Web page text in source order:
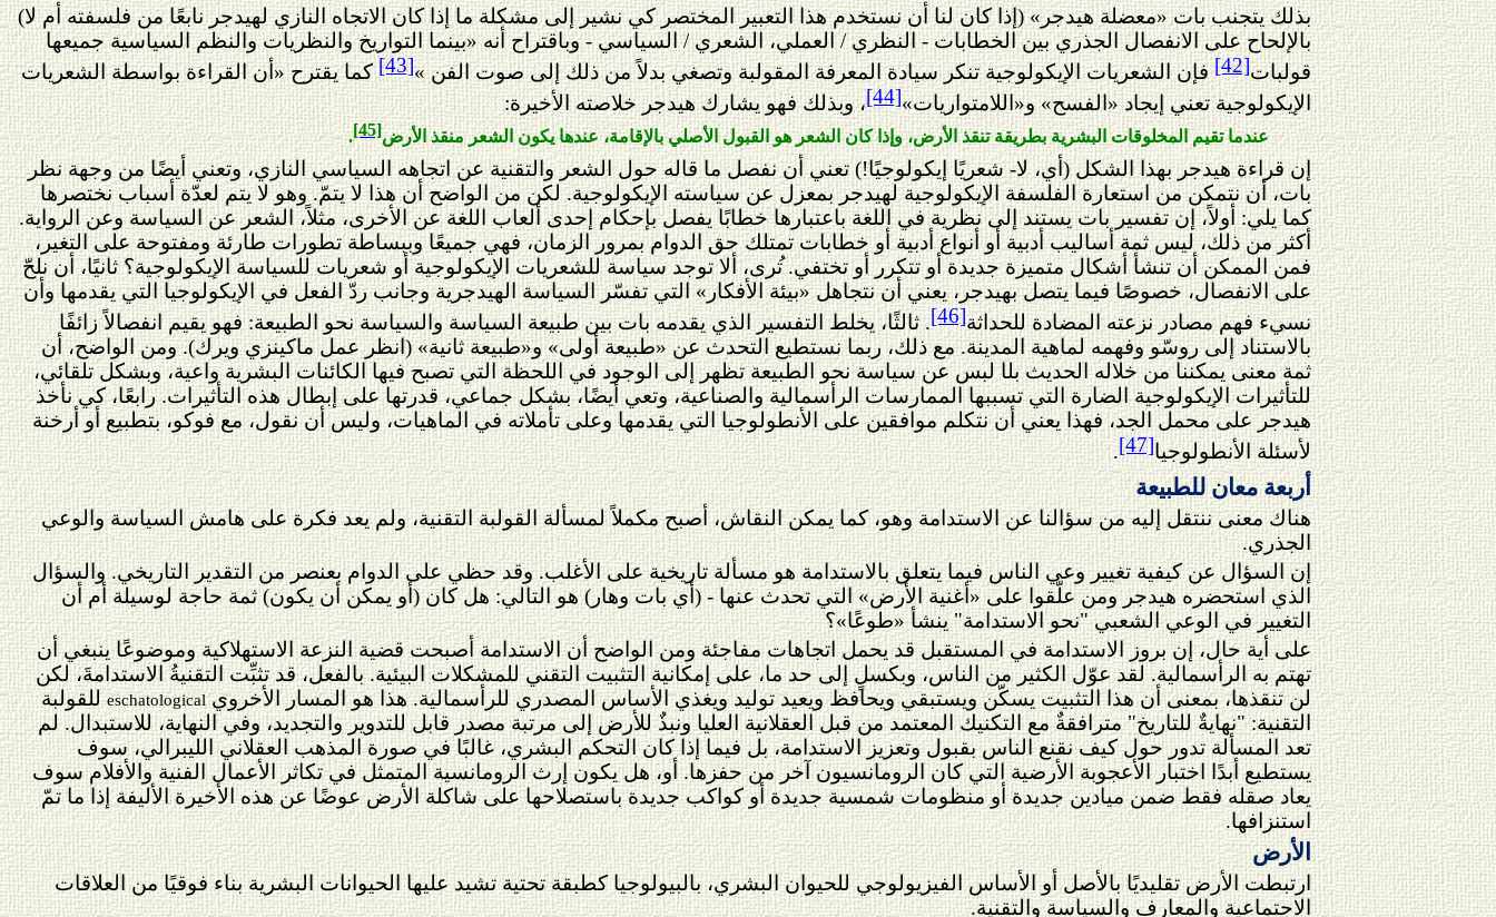
بذلك يتجنب بات «معضلة هيدجر» (إذا كان لنا أن نستخدم هذا التعبير المختصر كي نشير إلى مشكلة ما إذا كان الاتجاه النازي لهيدجر نابعًا من فلسفته أم لا)
بالإلحاح على الانفصال الجذري بين الخطابات - النظري / العملي، الشعري / السياسي - وباقتراح أنه «بينما التواريخ والنظريات والنظم السياسية جميعها
قولبات[42]فإن الشعريات الإيكولوجية تنكر سيادة المعرفة المقولبة وتصغي بدلاً من ذلك إلى صوت الفن »[43]كما يقترح «أن القراءة بواسطة الشعريات
الإيكولوجية تعني إيجاد «الفسح» و«اللامتواريات»[44]، وبذلك فهو يشارك هيدجر خلاصته الأخيرة:
عندما تقيم المخلوقات البشرية بطريقة تنقذ الأرض، وإذا كان الشعر هو القبول الأصلي بالإقامة، عندها يكون الشعر منقذ الأرض[45]
.
إن قراءة هيدجر بهذا الشكل (أي، لا-شعريًا إيكولوجيًا!) تعني أن نفصل ما قاله حول الشعر والتقنية عن اتجاهه السياسي النازي، وتعني أيضًا من وجهة نظر
بات، أن نتمكن من استعارة الفلسفة الإيكولوجية لهيدجر بمعزل عن سياسته الإيكولوجية. لكن من الواضح أن هذا لا يتمّ. وهو لا يتم لعدّة أسباب نختصرها
كما يلي: أولاً، إن تفسير بات يستند إلى نظرية في اللغة باعتبارها خطابًا يفصل بإحكام إحدى ألعاب اللغة عن الأخرى، مثلاً، الشعر عن السياسة وعن الرواية.
أكثر من ذلك، ليس ثمة أساليب أدبية أو أنواع أدبية أو خطابات تمتلك حق الدوام بمرور الزمان، فهي جميعًا وببساطة تطورات طارئة ومفتوحة على التغير،
فمن الممكن أن تنشأ أشكال متميزة جديدة أو تتكرر أو تختفي. ترى، ألا توجد سياسة للشعريات الإيكولوجية أو شعريات للسياسة الإيكولوجية؟ ثانيًا، أن نلحّ
على الانفصال، خصوصًا فيما يتصل بهيدجر، يعني أن نتجاهل «بيئة الأفكار» التي تفسّر السياسة الهيدجرية وجانب ردّ الفعل في الإيكولوجيا التي يقدمها وأن
نسيء فهم مصادر نزعته المضادة للحداثة[46]. ثالثًا، يخلط التفسير الذي يقدمه بات بين طبيعة السياسة والسياسة نحو الطبيعة: فهو يقيم انفصالاً زائفًا
بالاستناد إلى روسّو وفهمه لماهية المدينة. مع ذلك، ربما نستطيع التحدث عن «طبيعة أولى» و«طبيعة ثانية» (انظر عمل ماكينزي ويرك). ومن الواضح، أن
ثمة معنى يمكننا من خلاله الحديث بلالبس عن سياسة نحو الطبيعة تظهر إلى الوجود في اللحظة التي تصبح فيها الكائنات البشرية واعية، وبشكل تلقائي،
للتأثيرات الإيكولوجية الضارة التي تسببها الممارسات الرأسمالية والصناعية، وتعي أيضًا، بشكل جماعي، قدرتها على إبطال هذه التأثيرات. رابعًا، كي نأخذ
هيدجر على محمل الجد، فهذا يعني أن نتكلم موافقين على الأنطولوجيا التي يقدمها وعلى تأملاته في الماهيات، وليس أن نقول، مع فوكو، بتطبيع أو أرخنة
لأسئلة الأنطولوجيا[47]
.
أربعة معان للطبيعة
هناك معنى ننتقل إليه من سؤالنا عن الاستدامة وهو، كما يمكن النقاش، أصبح مكملاً لمسألة القولبةالتقنية، ولم يعد فكرة على هامش السياسة والوعي
الجذري.
إن السؤال عن كيفية تغيير وعي الناس فيما يتعلق بالاستدامة هو مسألة تاريخية على الأغلب. وقد حظي على الدوام بعنصر من التقدير التاريخي. والسؤال
الذي استحضره هيدجر ومن علّقوا على «أغنية الأرض» التي تحدث عنها - (أي بات وهار) هو التالي: هل كان (أو يمكن أن يكون) ثمة حاجة لوسيلة أم أن
التغيير في الوعي الشعبي "نحو الاستدامة" ينشأ «طوعًا»؟
على أية حال، إن بروز الاستدامة في المستقبل قد يحمل اتجاهات مفاجئة ومن الواضح أن الاستدامة أصبحت قضية النزعة الاستهلاكية وموضوعًا ينبغي أن
تهتم بهالرأسمالية. لقد عوّل الكثير من الناس، وبكسلٍ إلى حد ما، على إمكانية التثبيت التقني للمشكلات البيئية. بالفعل، قد تثبِّت التقنيةُ الاستدامةَ، لكن
لن تنقذها، بمعنى أن هذا التثبيت يسكّن ويستبقي ويحافظ ويعيد توليد ويغذي الأساس المصدري للرأسمالية. هذا هو المسار الأخرويeschatologicalللقولبة
التقنية: "نهايةٌ للتاريخ" مترافقةمع التكنيك المعتمد من قبل العقلانية العليا ونبذللأرض إلى مرتبة مصدر قابل للتدوير والتجديد، وفي النهاية، للاستبدال. لم
تعد المسألة تدور حول كيف نقنع الناس بقبول وتعزيز الاستدامة، بل فيما إذا كان التحكم البشري، غالبًا في صورة المذهب العقلاني الليبرالي، سوف
يستطيع أبدًا اختبار الأعجوبة الأرضية التي كان الرومانسيون آخر من حفزها. أو، هل يكون إرث الرومانسية المتمثل في تكاثر الأعمال الفنية والأفلام سوف
يعاد صقله فقط ضمن ميادين جديدة أو منظومات شمسية جديدة أو كواكب جديدة باستصلاحها على شاكلة الأرض عوضًا عن هذه الأخيرة الأليفة إذا ما تمّ
استنزافها.
الأرض
ارتبطت الأرض تقليديًا بالأصل أو الأساس الفيزيولوجي للحيوان البشري، بالبيولوجياكطبقة تحتية تشيد عليها الحيوانات البشرية بناء فوقيًا من العلاقات
الاجتماعية والمعارف والسياسة والتقنية.